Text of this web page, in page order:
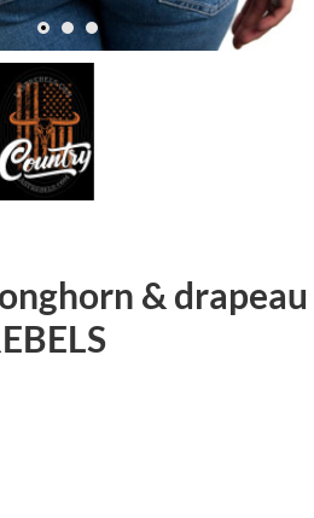
& drapeau